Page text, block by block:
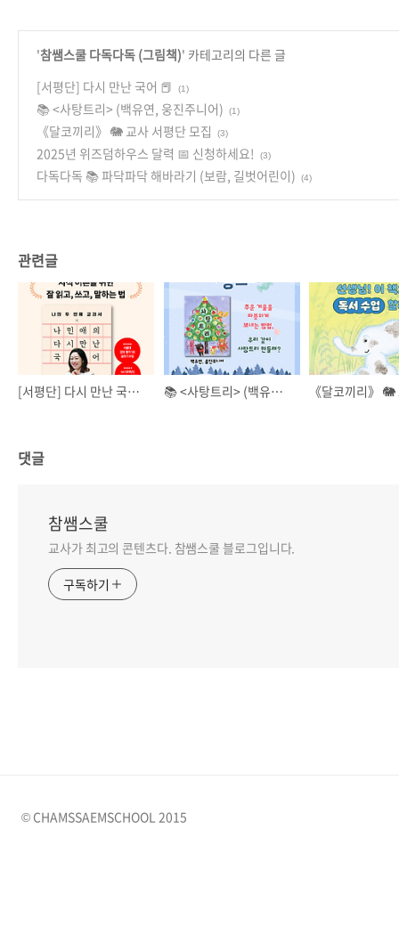
'참쌤스쿨 다독다독 (그림책)' 카테고리의 다른 글
[서평단] 다시 만난 국어 📕
(1)
📚 <사탕트리> (백유연, 웅진주니어) (1)
《달코끼리》 🐘 교사 서평단 모집 (3)
2025년 위즈덤하우스 달력 📅 신청하세요! (3)
다독다독 📚 파닥파닥 해바라기 (보람, 길벗어린이) (4)
관련글
[서평단] 다시 만난 국어 📕 📚 <사탕트리> (백유연, 웅진주니어)
댓글
참쌤스쿨
교사가 최고의 콘텐츠다. 참쌤스쿨 블로그입니다.
구독하기
© CHAMSSAEMSCHOOL 2015